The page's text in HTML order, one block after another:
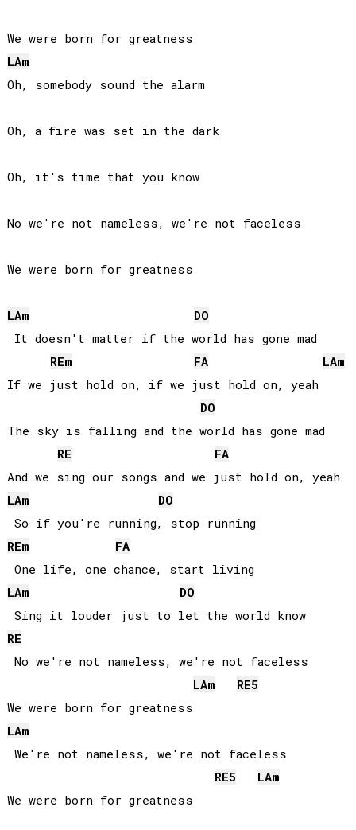
LAm
Oh, somebody sound the alarm
Oh, a fire was set in the dark
Oh, it's time that you know
No we're not nameless, we're not faceless
We were born for greatness
LAm
DO
It doesn't matter if the world has gone mad
REm FA LAm
If we just hold on, if we just hold on, yeah
DO
The sky is falling and the world has gone mad
RE
FA
LAm
DO
REm
FA
LAm
DO
Sing it louder just to let the world know
RE
No we're not nameless, we're not faceless
LAm RE5
LAm
We're not nameless, we're not faceless
RE5 LAm
We were born for greatness